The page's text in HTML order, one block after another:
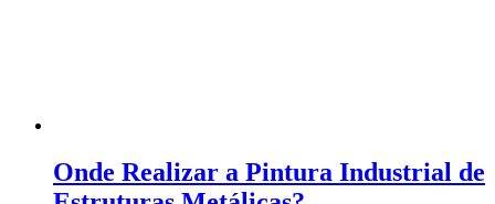
Onde Realizar a Pintura Industrial de